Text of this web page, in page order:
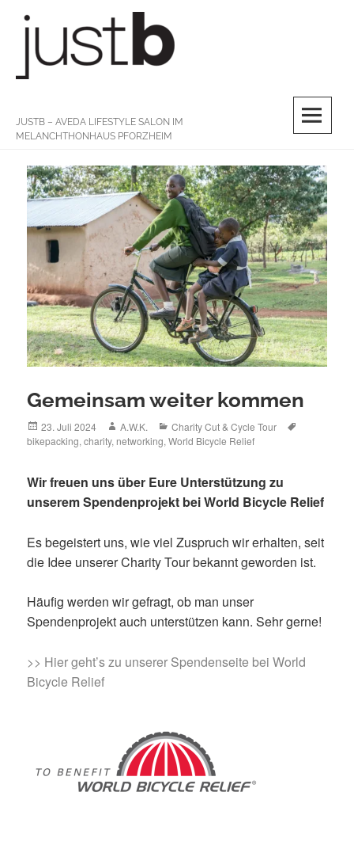
content
JUSTB – AVEDA LIFESTYLE SALON IM
MELANCHTHONHAUS PFORZHEIM
Gemeinsam weiter kommen
Posted
on
23. Juli 2024 Author
A.W.K. Categories
Charity Cut & Cycle Tour
bikepacking,charity, networking,World Bicycle Relief
Wir freuen uns über Eure Unterstützung zu
unserem Spendenprojekt bei World Bicycle Relief
Es begeistert uns, wie viel Zuspruch wir erhalten, seit
die Idee unserer Charity Tour bekannt geworden ist.
Häufig werden wir gefragt, ob man unser
Spendenprojekt auch unterstützen kann. Sehr gerne!
>> Hier geht’s zu unserer Spendenseite bei World
Bicycle Relief